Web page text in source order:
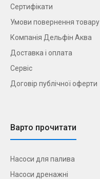
Сертифікати
Умови повернення товару
Компанія Дельфін Аква
Доставка і оплата
Сервіс
Договір публічної оферти
Варто прочитати
Насоси для палива
Насоси дренажні